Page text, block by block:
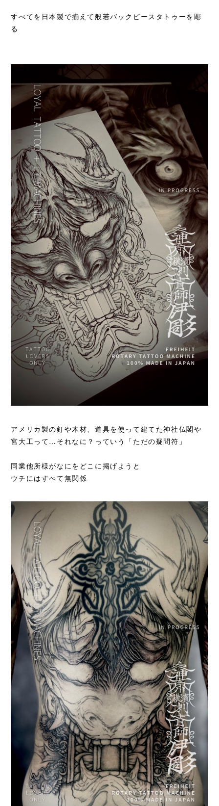
すべてを日本製で揃えて般若バックピースタトゥーを彫
る
アメリカ製の釘や木材、道具を使って建てた神社仏閣や
宮大工って…それなに？っていう 「ただの疑問符」
同業他所様がなにをどこに掲げようと
ウチにはすべて無関係